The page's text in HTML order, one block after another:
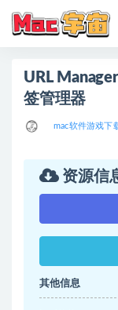
URL
签管理器
mac软件游戏下
资源信
其他信息